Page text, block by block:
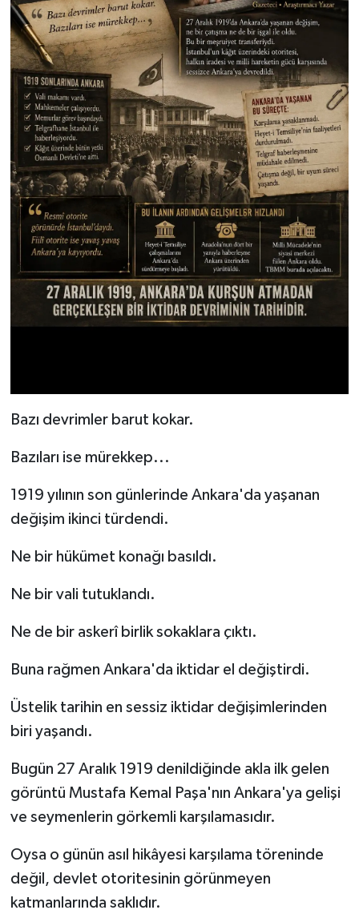
Bazı devrimler barut kokar.
Bazıları ise mürekkep...
1919 yılının son günlerinde Ankara'da yaşanan
değişim ikinci türdendi.
Ne bir hükümet konağı basıldı.
Ne bir vali tutuklandı.
Ne de bir askerî birlik sokaklara çıktı.
Buna rağmen Ankara'da iktidar el değiştirdi.
Üstelik tarihin en sessiz iktidar değişimlerinden
biri yaşandı.
Bugün 27 Aralık 1919 denildiğinde akla ilk gelen
görüntü Mustafa Kemal Paşa'nın Ankara'ya gelişi
ve seymenlerin görkemli karşılamasıdır.
Oysa o günün asıl hikâyesi karşılama töreninde
değil, devlet otoritesinin görünmeyen
katmanlarında saklıdır.